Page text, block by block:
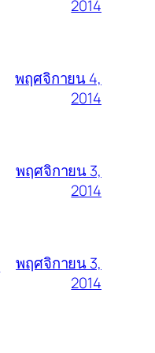
2014
พฤศจิกายน 4,
2014
พฤศจิกายน 3,
2014
พฤศจิกายน 3,
2014